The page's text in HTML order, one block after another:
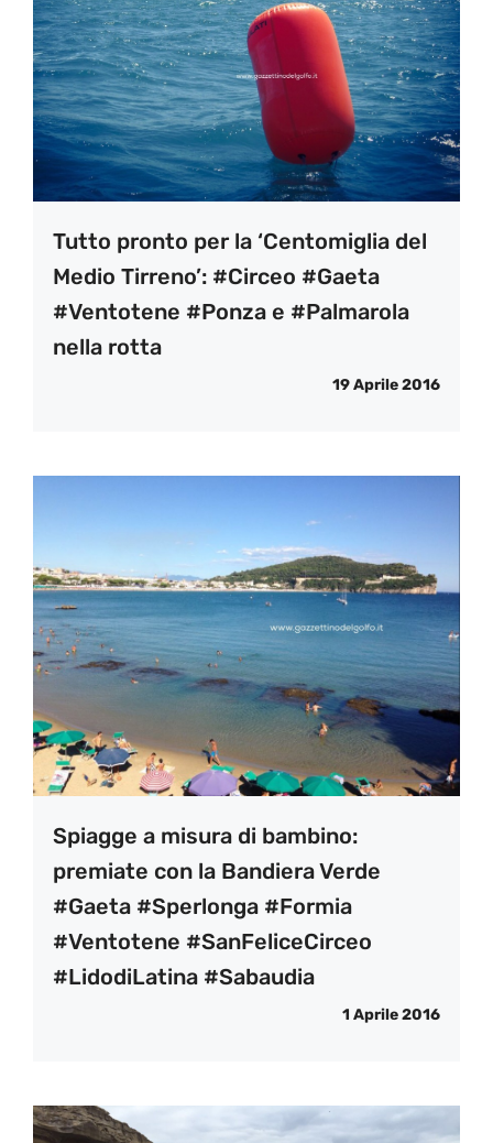
Tutto pronto per la ‘Centomiglia del
Medio Tirreno’: #Circeo #Gaeta
#Ventotene #Ponza e #Palmarola
nella rotta
19 Aprile 2016
Spiagge a misura di bambino:
premiate con la Bandiera Verde
#Gaeta #Sperlonga #Formia
#Ventotene #SanFeliceCirceo
#LidodiLatina #Sabaudia
1 Aprile 2016